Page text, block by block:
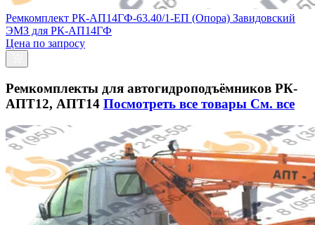
Ремкомплект РК-АП14ГФ-63.40/1-ЕП (Опора) Завидовский
ЭМЗ для РК-АП14ГФ
Цена по запросу
Ремкомплекты для автогидроподъёмников РК-
АПТ12, АПТ14 Посмотреть все товары См. все